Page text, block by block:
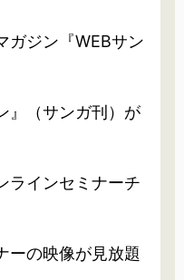
ガジン『WEBサン
』（サンガ刊）が
ラインセミナーチ
ーの映像が見放題